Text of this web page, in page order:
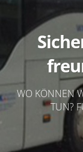
WO KÖNNEN
TUN?